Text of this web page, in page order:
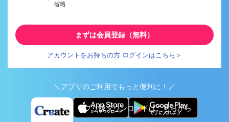
省略
まずは会員登録（無料）
アカウントをお持ちの方 ログインはこちら＞
＼アプリのご利用でもっと便利に！／
アプリ版ダウンロードはこちらから